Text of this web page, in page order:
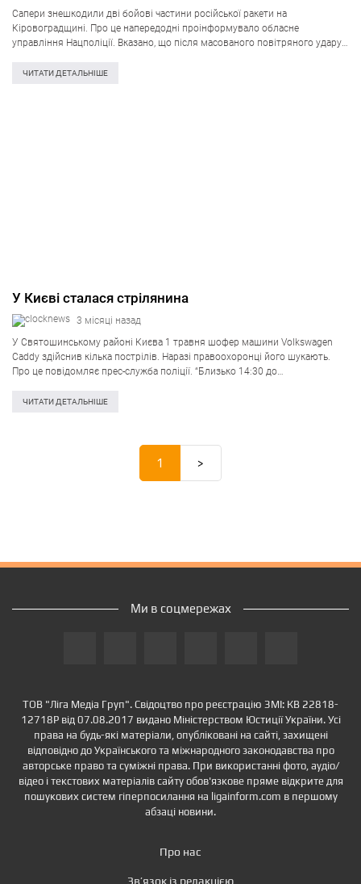
Сапери знешкодили дві бойові частини російської ракети на
Кіровоградщині. Про це напередодні проінформувало обласне
управління Нацполіції. Вказано, що після масованого повітряного удару
визначили, що ракету було укомплектовано двома бойовими…
ЧИТАТИ ДЕТАЛЬНІШЕ
У Києві сталася стрілянина
3 місяці назад
У Святошинському районі Києва 1 травня шофер машини Volkswagen
Caddy здійснив кілька пострілів. Наразі правоохоронці його шукають.
Про це повідомляє прес-служба поліції. “Близько 14:30 до
вулиці Мрії невстановлений чоловік на автомобілі…
ЧИТАТИ ДЕТАЛЬНІШЕ
1 >
ТОВ "Ліга Медіа Груп". Свідоцтво про реєстрацію ЗМІ: КВ 22818-
12718Р від 07.08.2017 видано Міністерством Юстиції України. Усі
права на будь-які матеріали, опубліковані на сайті, захищені
відповідно до Українського та міжнародного законодавства про
авторське право та суміжні права. При використанні фото, аудіо/
відео і текстових матеріалів сайту обов'язкове пряме відкрите для
пошукових систем гіперпосилання на ligainform.com в першому
абзаці новини.
Про нас
Зв’язок із редакцією
Ми в соцмережах